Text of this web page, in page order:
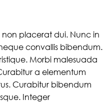
placerat dui. Nunc in
convallis bibendum.
Morbi malesuada
a elementum
Curabitur bibendum
Integer